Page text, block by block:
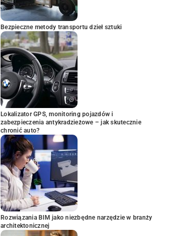
Bezpieczne metody transportu dzieł sztuki
Lokalizator GPS, monitoring pojazdów i
zabezpieczenia antykradzieżowe – jak skutecznie
chronić auto?
Rozwiązania BIM jako niezbędne narzędzie w branży
architektonicznej